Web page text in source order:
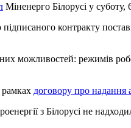
Міненерго Білорусі у суботу,
контракту
можливостей: режимів
рамках договору про надання
з Білорусі не